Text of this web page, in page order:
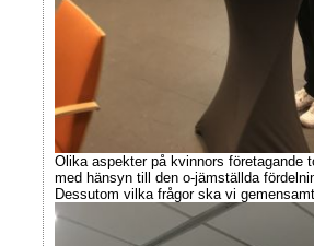
Olika aspekter på kvinnors företagande
med hänsyn till den o-jämställda
Dessutom vilka frågor ska vi